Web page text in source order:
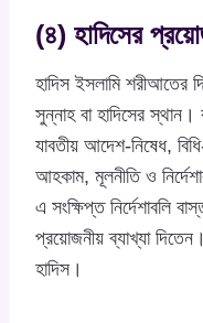
(৪) হাদিসের
হাদিস ইসলামি
সুন্নাহ বা হাদিসের
যাবতীয় আদেশ-নিষেধ,
আহকাম, মূলনীতি ও
এ সংক্ষিপ্ত নির্দেশাবলি
প্রয়োজনীয় ব্যাখ্যা
হাদিস।